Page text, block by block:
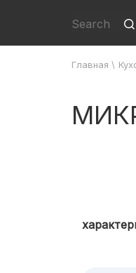
Главная \